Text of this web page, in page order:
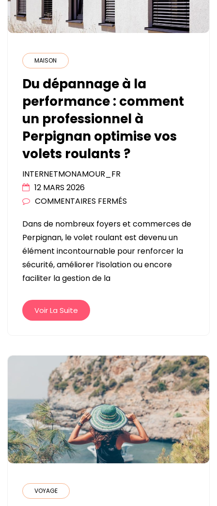
MAISON
Du dépannage à la
performance : comment
un professionnel à
Perpignan optimise vos
volets roulants ?
INTERNETMONAMOUR_FR
12 MARS 2026
COMMENTAIRES FERMÉS
DÉPANNAGE
À
LA
PERFORMANCE
OPTIMISE
VOS
VOLETS
ROULANTS
?
Dans de nombreux foyers et commerces de
Perpignan, le volet roulant est devenu un
élément incontournable pour renforcer la
sécurité, améliorer l’isolation ou encore
faciliter la gestion de la
Voir La Suite
VOYAGE